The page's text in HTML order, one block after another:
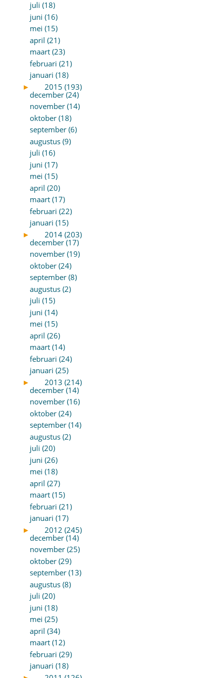
juli (18)
juni (16)
mei (15)
april (21)
maart (23)
februari (21)
januari (18)
►
2015 (193)
december (24)
november (14)
oktober (18)
september (6)
augustus (9)
juli (16)
juni (17)
mei (15)
april (20)
maart (17)
februari (22)
januari (15)
►
2014 (203)
december (17)
november (19)
oktober (24)
september (8)
augustus (2)
juli (15)
juni (14)
mei (15)
april (26)
maart (14)
februari (24)
januari (25)
►
2013 (214)
december (14)
november (16)
oktober (24)
september (14)
augustus (2)
juli (20)
juni (26)
mei (18)
april (27)
maart (15)
februari (21)
januari (17)
►
2012 (245)
december (14)
november (25)
oktober (29)
september (13)
augustus (8)
juli (20)
juni (18)
mei (25)
april (34)
maart (12)
februari (29)
januari (18)